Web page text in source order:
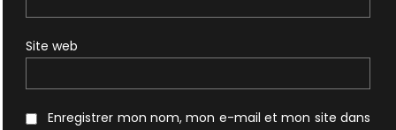
Site web
Enregistrer mon nom, mon e-mail et mon site dans